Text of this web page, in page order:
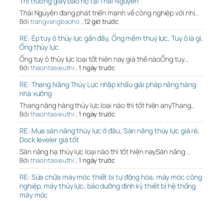
Thái Nguyên đang phát triển mạnh về công nghiệp với nhi…
Bởi trangvangbaoho , 12 giờ trước
RE: Ép tuy ô thủy lực gần đây, Ống mềm thuỷ lực, Tuy ô là gì,
Ống thủy lực
Ống tuy ô thủy lực loại tốt hiện nay giá thế nàoỐng tuy…
Bởi thaontasieuthi , 1 ngày trước
RE: Thang Nâng Thủy Lực nhập khẩu giải pháp nâng hàng
nhà xưởng
Thang nâng hàng thủy lực loại nào thì tốt hiện anyThang…
Bởi thaontasieuthi , 1 ngày trước
RE: Mua sàn nâng thủy lực ở đâu, Sàn nâng thủy lực giá rẻ,
Dock leveler giá tốt
Sàn nâng hạ thủy lực loại nào thì tốt hiện naySàn nâng …
Bởi thaontasieuthi , 1 ngày trước
RE: Sửa chữa máy móc thiết bị tự động hóa, máy móc công
nghiệp, máy thủy lực, bảo dưỡng định kỳ thiết bị hệ thống
máy móc